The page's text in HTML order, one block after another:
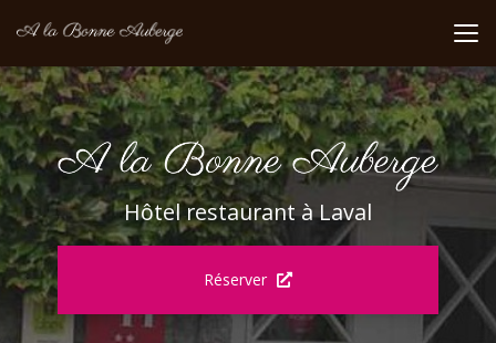
au
principal
Hôtel restaurant à Laval
Réserver